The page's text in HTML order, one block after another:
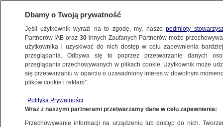
METEO
ŚWIAT
nad głową. "To największa powódź
w historii"
Dbamy o Twoją prywatność
Jeśli użytkownik wyrazi na to zgodę, my, naszepodmioty
Partnerów IAB oraz30 innych Zaufanych Partnerów może
użytkownika i uzyskiwać do nich dostęp w celu zapewnienia
przeglądania. Odbywa się to poprzez przetwarzanie danych
przeglądania przechowywanych w plikach cookie. Użytkownik może
się przetwarzaniu w oparciu o uzasadniony interes w dowolnym
plików cookie i reklam”.
Polityka Prywatności
Wraz z naszymi partnerami przetwarzamy dane w celu zapewnienia:
Przechowywanie informacji na urządzeniu lub dostęp do nich.